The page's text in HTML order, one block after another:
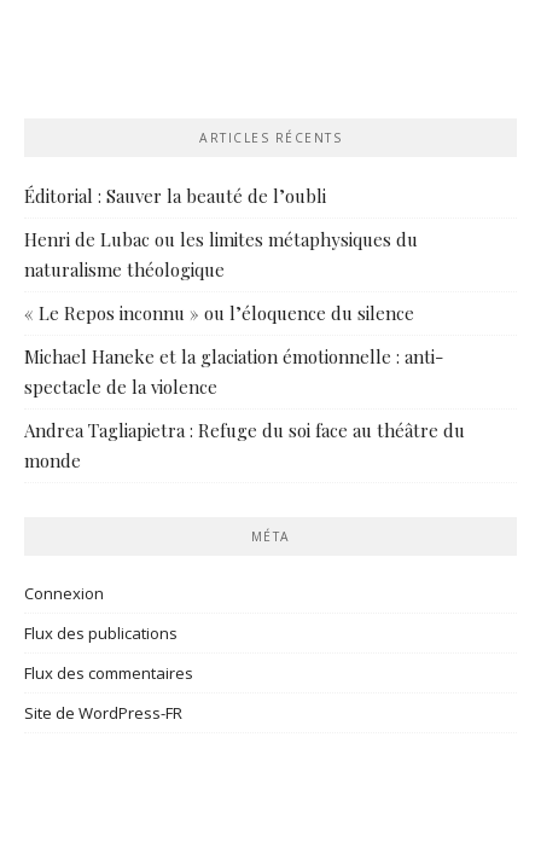
ARTICLES RÉCENTS
Éditorial : Sauver la beauté de l’oubli
Henri de Lubac ou les limites métaphysiques du
naturalisme théologique
« Le Repos inconnu » ou l’éloquence du silence
Michael Haneke et la glaciation émotionnelle : anti-
spectacle de la violence
Andrea Tagliapietra : Refuge du soi face au théâtre du
monde
MÉTA
Connexion
Flux des publications
Flux des commentaires
Site de WordPress-FR